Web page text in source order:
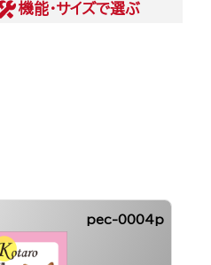
機能・サイズで選ぶ
pec-0004p